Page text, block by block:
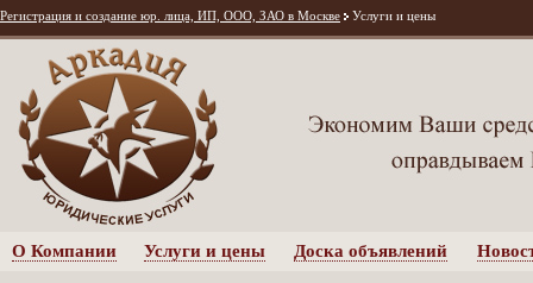
Регистрация и создание юр. лица, ИП, ООО, ЗАО в Москве Услуги и цены
О Компании Услуги и цены Доска объявлений